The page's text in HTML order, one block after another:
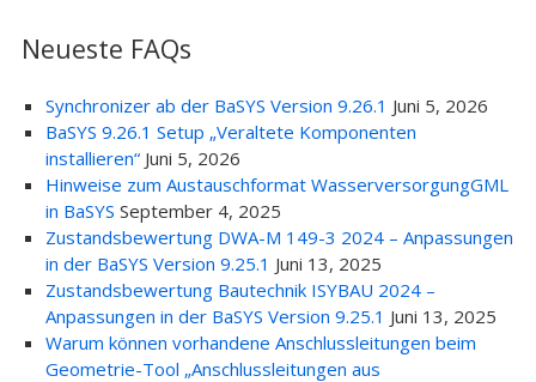
Neueste FAQs
Synchronizer ab der BaSYS Version 9.26.1 Juni 5, 2026
BaSYS 9.26.1 Setup „Veraltete Komponenten
installieren“ Juni 5, 2026
Hinweise zum Austauschformat WasserversorgungGML
in BaSYS September 4, 2025
Zustandsbewertung DWA-M 149-3 2024 – Anpassungen
in der BaSYS Version 9.25.1 Juni 13, 2025
Zustandsbewertung Bautechnik ISYBAU 2024 –
Anpassungen in der BaSYS Version 9.25.1 Juni 13, 2025
Warum können vorhandene Anschlussleitungen beim
Geometrie-Tool „Anschlussleitungen aus